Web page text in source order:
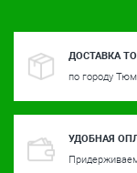
ДОСТАВКА
по городу
УДОБНАЯ